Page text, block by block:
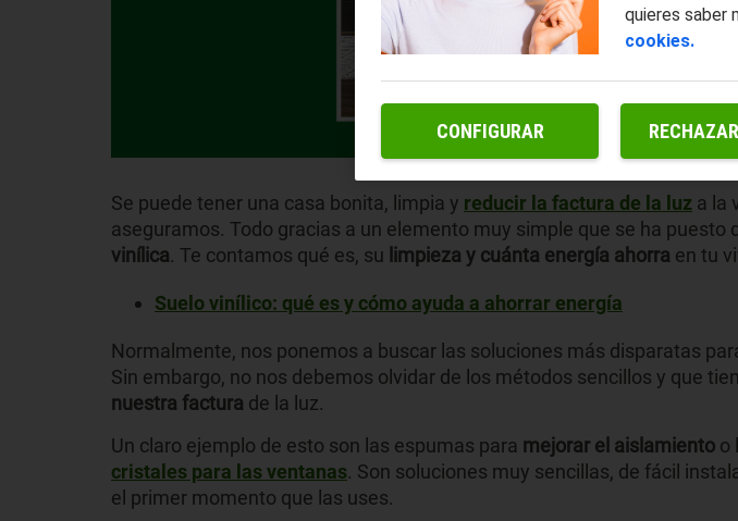
Se puede tener una casa bonita, limpia y reducir la factura de la luz a la
aseguramos. Todo gracias a un elemento muy simple que se ha puesto
vinílica. Te contamos qué es, su limpieza y cuánta energía ahorra en tu
Suelo vinílico: qué es y cómo ayuda a ahorrar energía
Normalmente, nos ponemos a buscar las soluciones más disparatas
Sin embargo, no nos debemos olvidar de los métodos sencillos y que
nuestra factura de la luz.
Un claro ejemplo de esto son las espumas para mejorar el aislamiento o
cristales para las ventanas. Son soluciones muy sencillas, de fácil
el primer momento que las uses.
quieres saber
cookies.
CONFIGURAR RECHAZAR